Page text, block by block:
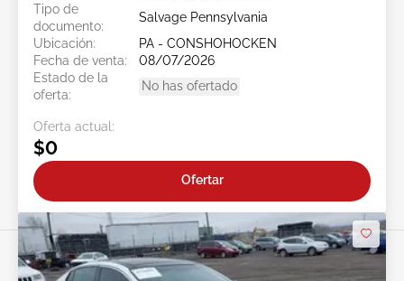
Tipo de
documento:
Salvage Pennsylvania
Ubicación:
PA - CONSHOHOCKEN
Fecha de venta:
08/07/2026
Estado de la
oferta:
No has ofertado
Oferta actual:
$0
Ofertar